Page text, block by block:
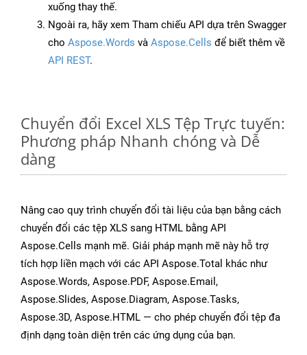
xuống thay thế.
Ngoài ra, hãy xem Tham chiếu API dựa trên Swagger
cho Aspose.Words và Aspose.Cells để biết thêm về
API REST.
Chuyển đổi Excel XLS Tệp Trực tuyến:
Phương pháp Nhanh chóng và Dễ
dàng
Nâng cao quy trình chuyển đổi tài liệu của bạn bằng cách
chuyển đổi các tệp XLS sang HTML bằng API
Aspose.Cells mạnh mẽ. Giải pháp mạnh mẽ này hỗ trợ
tích hợp liền mạch với các API Aspose.Total khác như
Aspose.Words, Aspose.PDF, Aspose.Email,
Aspose.Slides, Aspose.Diagram, Aspose.Tasks,
Aspose.3D, Aspose.HTML — cho phép chuyển đổi tệp đa
định dạng toàn diện trên các ứng dụng của bạn.